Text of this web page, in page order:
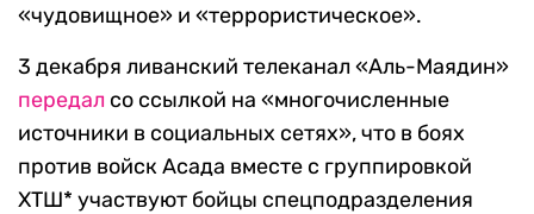
«чудовищное» и «террористическое».
3 декабря ливанский телеканал «Аль-Маядин»
передал со ссылкой на «многочисленные
источники в социальных сетях», что в боях
против войск Асада вместе с группировкой
ХТШ* участвуют бойцы спецподразделения